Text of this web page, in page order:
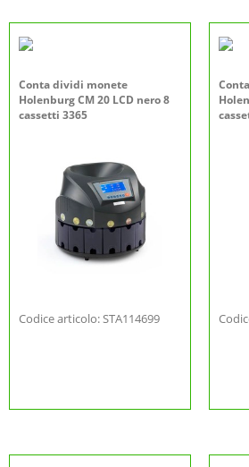
Conta dividi monete
Holenburg CM 20 LCD nero 8
cassetti 3365
Codice articolo: STA114699